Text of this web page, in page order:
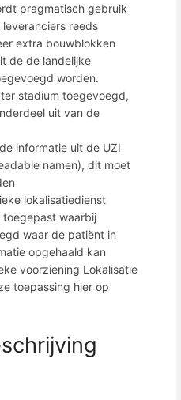
pragmatisch gebruik
reeds
extra bouwblokken
de de landelijke
worden.
stadium toegevoegd,
uit van de
informatie uit de UZI
namen), dit moet
lokalisatiedienst
waarbij
waar de patiënt in
opgehaald kan
voorziening Lokalisatie
toepassing hier op